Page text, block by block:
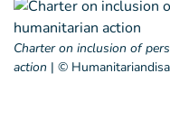
Charter on inclusion of
action | ©